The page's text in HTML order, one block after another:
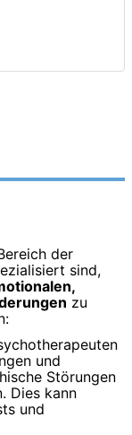
der
sind,
zu
und
Störungen
Dies kann
und